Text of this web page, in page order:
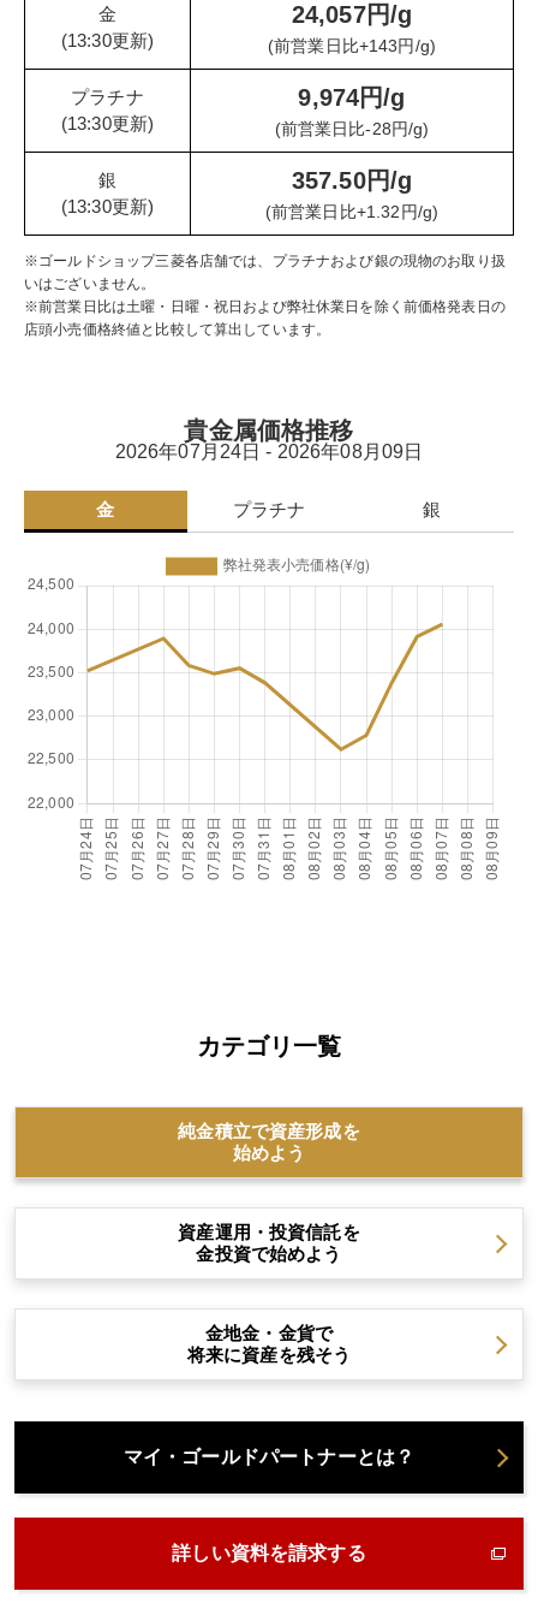
金
(13:30更新)
24,057円/g
(前営業日比+143円/g)
プラチナ
(13:30更新)
9,974円/g
(前営業日比-28円/g)
銀
(13:30更新)
357.50円/g
(前営業日比+1.32円/g)
※ゴールドショップ三菱各店舗では、プラチナおよび銀の現物のお取り扱
いはございません。
※前営業日比は土曜・日曜・祝日および弊社休業日を除く前価格発表日の
店頭小売価格終値と比較して算出しています。
貴金属価格推移
2026年07月24日 - 2026年08月09日
金 プラチナ 銀
カテゴリ一覧
純金積立で資産形成を
始めよう
資産運用・投資信託を
金投資で始めよう
金地金・金貨で
将来に資産を残そう
マイ・ゴールドパートナーとは？
詳しい資料を請求する